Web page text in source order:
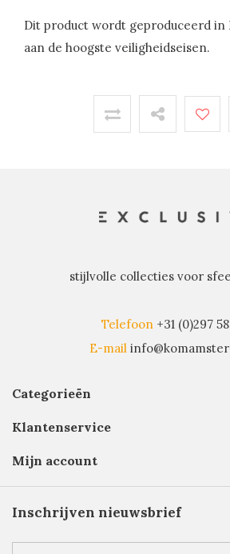
Dit product wordt geproduceerd in
aan de hoogste veiligheidseisen.
stijlvolle collecties voor
Telefoon +31 (0)297
E-mail
Categorieën
Klantenservice
Mijn account
Inschrijven nieuwsbrief